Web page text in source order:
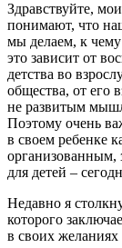
Здравствуйте,
понимают, что
мы делаем, к
это зависит от
детства во
общества, от его
не развитым
Поэтому очень
в своем ребенке
для детей –
Недавно я
которого
в своих желаниях